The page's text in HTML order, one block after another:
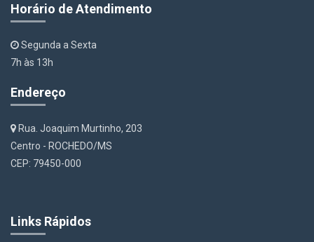
Horário de Atendimento
Segunda a Sexta
7h às 13h
Endereço
Rua. Joaquim Murtinho, 203
Centro - ROCHEDO/MS
CEP: 79450-000
Links Rápidos